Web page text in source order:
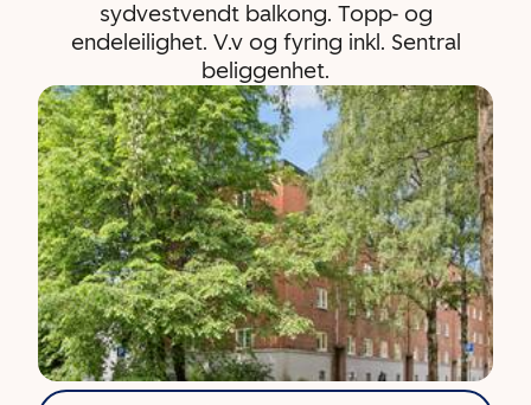
sydvestvendt balkong. Topp- og
endeleilighet. V.v og fyring inkl. Sentral
beliggenhet.